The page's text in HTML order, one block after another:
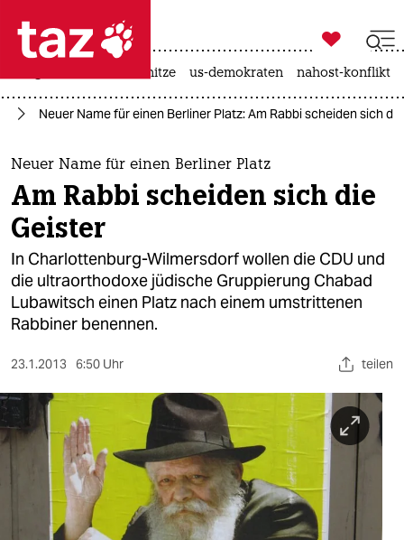
 taz zahl ich
taz zahl ich
themen
politik
öko
gesellschaft
kultur
sport
berlin
nord
wahrheit
verlag

taz zahl ich
hitze us-demokraten nahost-konflikt
Neuer Name für einen Berliner Platz: Am Rabbi scheiden sich
Neuer Name für einen Berliner Platz
Am Rabbi scheiden sich die
Geister
In Charlottenburg-Wilmersdorf wollen die CDU und
die ultraorthodoxe jüdische Gruppierung Chabad
Lubawitsch einen Platz nach einem umstrittenen
Rabbiner benennen.
23.1.2013 6:50 Uhr teilen